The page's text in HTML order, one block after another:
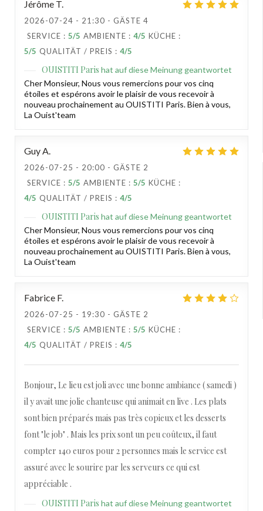
Jérôme T
2026-07-24 - 21:30 - GÄSTE 4
SERVICE : 5/5 AMBIENTE : 4/5 KÜCHE :
5/5 QUALITÄT / PREIS : 4/5
OUISTITI Paris hat auf diese Meinung geantwortet
Cher Monsieur, Nous vous remercions pour vos cinq
étoiles et espérons avoir le plaisir de vous recevoir à
nouveau prochainement au OUISTITI Paris. Bien à vous,
La Ouist'team
GuyA
2026-07-25 - 20:00 - GÄSTE 2
SERVICE : 5/5 AMBIENTE : 5/5 KÜCHE :
4/5 QUALITÄT / PREIS : 4/5
OUISTITI Paris hat auf diese Meinung geantwortet
Cher Monsieur, Nous vous remercions pour vos cinq
étoiles et espérons avoir le plaisir de vous recevoir à
nouveau prochainement au OUISTITI Paris. Bien à vous,
La Ouist'team
Fabrice F
2026-07-25 - 19:30 - GÄSTE 2
SERVICE : 5/5 AMBIENTE : 5/5 KÜCHE :
4/5 QUALITÄT / PREIS : 4/5
Bonjour, Le lieu est joli avec une bonne ambiance ( samedi )
il y avait une jolie chanteuse qui animait en live . Les plats
sont bien préparés mais pas très copieux et les desserts
font "le job" . Mais les prix sont un peu coûteux, il faut
compter 140 euros pour 2 personnes mais le service est
assuré avec le sourire par les serveurs ce qui est
appréciable .
OUISTITI Paris hat auf diese Meinung geantwortet